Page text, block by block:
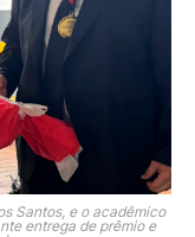
Santos, e o acadêmico
entrega de prêmio e